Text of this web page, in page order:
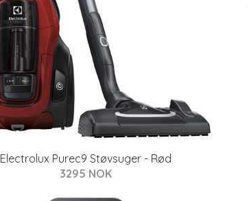
Electrolux Purec9 Støvsuger - Rød
3295 NOK